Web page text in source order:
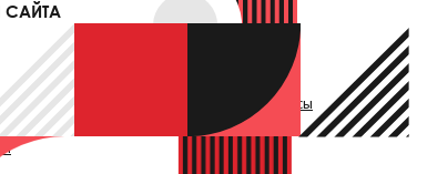
САЙТА
Проекты. Конкурсы
Видео